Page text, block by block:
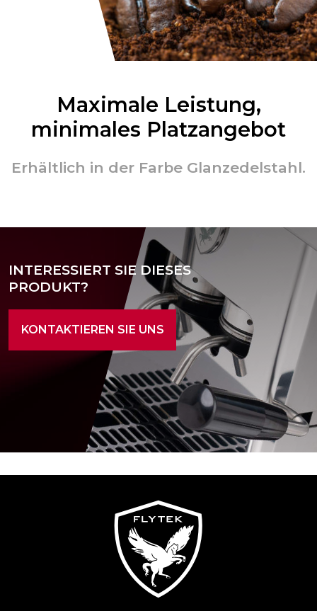
Maximale Leistung,
minimales Platzangebot
Erhältlich in der Farbe Glanzedelstahl.
INTERESSIERT SIE DIESES
PRODUKT?
KONTAKTIEREN SIE UNS